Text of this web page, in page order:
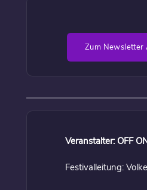
Zum Newsletter
Veranstalter: OFF
Festivalleitung: